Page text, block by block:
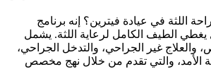
اللثة في عيادة فيترين؟ إنه برنامج
الطيف الكامل لرعاية اللثة. يشمل
والعلاج غير الجراحي، والتدخل الجراحي،
الأمد، والتي تقدم من خلال نهج مخصص